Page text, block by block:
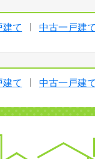
建て 中古一戸建て
建て 中古一戸建て